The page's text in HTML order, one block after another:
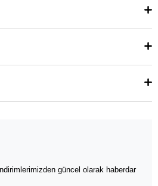
güncel olarak haberdar